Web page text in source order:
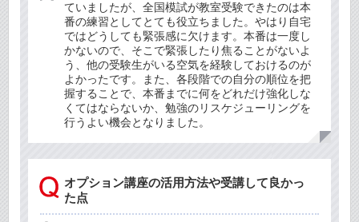
ていましたが、全国模試が教室受験できたのは本
番の練習としてとても役立ちました。やはり自宅
ではどうしても緊張感に欠けます。本番は一度し
かないので、そこで緊張したり焦ることがないよ
う、他の受験生がいる空気を経験しておけるのが
よかったです。また、各段階での自分の順位を把
握することで、本番までに何をどれだけ強化しな
くてはならないか、勉強のリスケジューリングを
行うよい機会となりました。
オプション講座の活用方法や受講して良かっ
た点